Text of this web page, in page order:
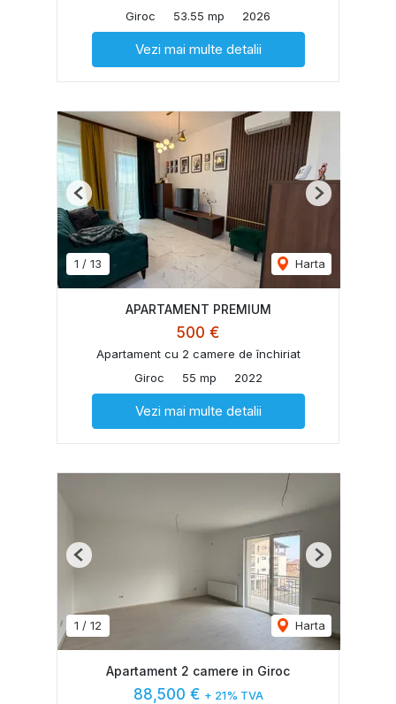
Giroc
53.55 mp 2026
Vezi mai multe detalii
1 / 13 Harta
Previous Next
APARTAMENT PREMIUM
500 €
Apartament cu 2 camere de închiriat
Giroc
55 mp 2022
Vezi mai multe detalii
1 / 12 Harta
Previous Next
Apartament 2 camere in Giroc
88,500 € + 21% TVA